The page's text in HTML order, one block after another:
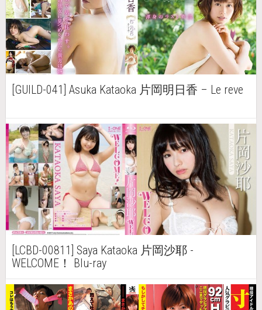
[GUILD-041] Asuka Kataoka 片岡明日香 – Le reve
[LCBD-00811] Saya Kataoka 片岡沙耶 -
WELCOME！ Blu-ray